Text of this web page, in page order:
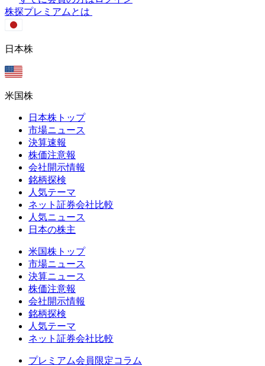
株探プレミアムとは
日本株
米国株
日本株トップ
市場ニュース
決算速報
株価注意報
会社開示情報
銘柄探検
人気テーマ
ネット証券会社比較
人気ニュース
日本の株主
米国株トップ
市場ニュース
決算ニュース
株価注意報
会社開示情報
銘柄探検
人気テーマ
ネット証券会社比較
プレミアム会員限定コラム